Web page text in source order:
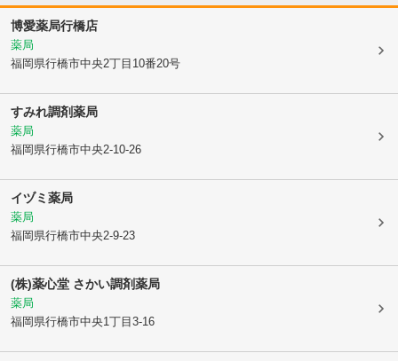
博愛薬局行橋店
薬局
福岡県行橋市中央2丁目10番20号
すみれ調剤薬局
薬局
福岡県行橋市中央2-10-26
イヅミ薬局
薬局
福岡県行橋市中央2-9-23
(株)薬心堂 さかい調剤薬局
薬局
福岡県行橋市中央1丁目3-16